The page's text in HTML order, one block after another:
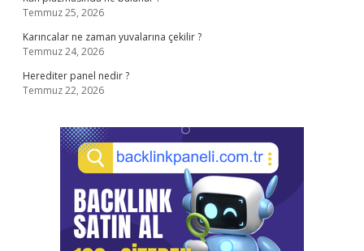
Temmuz 25, 2026
Karıncalar ne zaman yuvalarına çekilir ?
Temmuz 24, 2026
Herediter panel nedir ?
Temmuz 22, 2026